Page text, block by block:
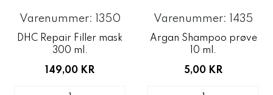
Varenummer: 1350
DHC Repair Filler mask
300 ml.
149,00 KR
Varenummer: 1435
Argan Shampoo prøve
10 ml.
5,00 KR